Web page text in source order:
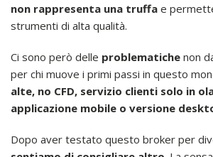
non rappresenta una truffa e
strumenti di alta qualità.
Ci sono però delle problematiche non
per chi muove i primi passi in questo
alte, no CFD, servizio clienti solo in
applicazione mobile o versione
Dopo aver testato questo broker per